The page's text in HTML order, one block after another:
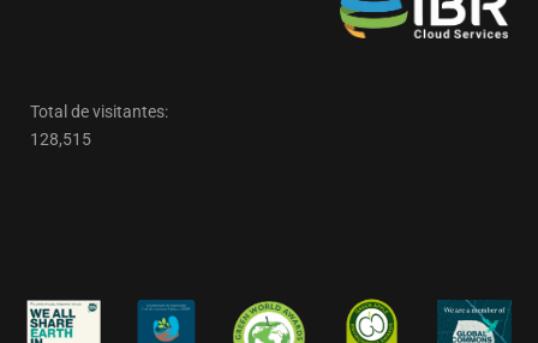
Total de visitantes:
128,515